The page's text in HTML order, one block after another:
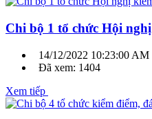
Chi bộ 1 tổ chức Hội
14/12/2022 10:23:00 AM
Đã xem: 1404
Xem tiếp